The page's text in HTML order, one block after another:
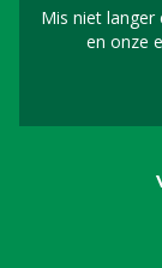
Mis niet langer
en onze